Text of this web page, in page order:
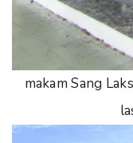
makam Sang